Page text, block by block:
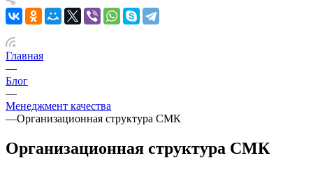
Главная
—
Блог
—
Менеджмент качества
—Организационная структура СМК
Организационная структура СМК